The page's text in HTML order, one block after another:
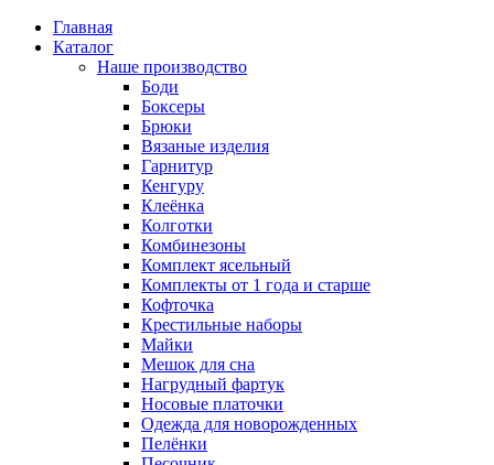
Главная
Каталог
Наше производство
Боди
Боксеры
Брюки
Вязаные изделия
Гарнитур
Кенгуру
Клеёнка
Колготки
Комбинезоны
Комплект ясельный
Комплекты от 1 года и старше
Кофточка
Крестильные наборы
Майки
Мешок для сна
Нагрудный фартук
Носовые платочки
Одежда для новорожденных
Пелёнки